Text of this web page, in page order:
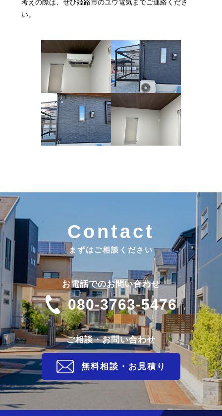
考えの際は、ぜひ姫路市のユウ電気までご連絡くださ
い。
Contact
まずはご相談ください
お電話でのお問い合わせ
080-3763-5476
ご相談・お問い合わせ
無料相談・お見積り